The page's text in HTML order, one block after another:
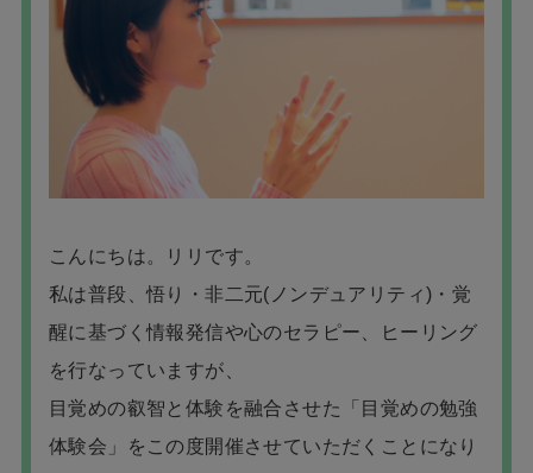
こんにちは。リリです。
私は普段、悟り・非二元(ノンデュアリティ)・覚
醒に基づく情報発信や心のセラピー、ヒーリング
を行なっていますが、
目覚めの叡智と体験を融合させた「目覚めの勉強
体験会」をこの度開催させていただくことになり